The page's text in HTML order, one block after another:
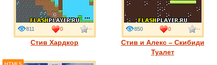
Стив Хардкор
811 0 --
Стив и Алекс – Скибиди
Туалет
850 0 --